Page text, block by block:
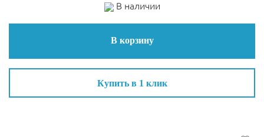
В наличии
В корзину
Купить в 1 клик